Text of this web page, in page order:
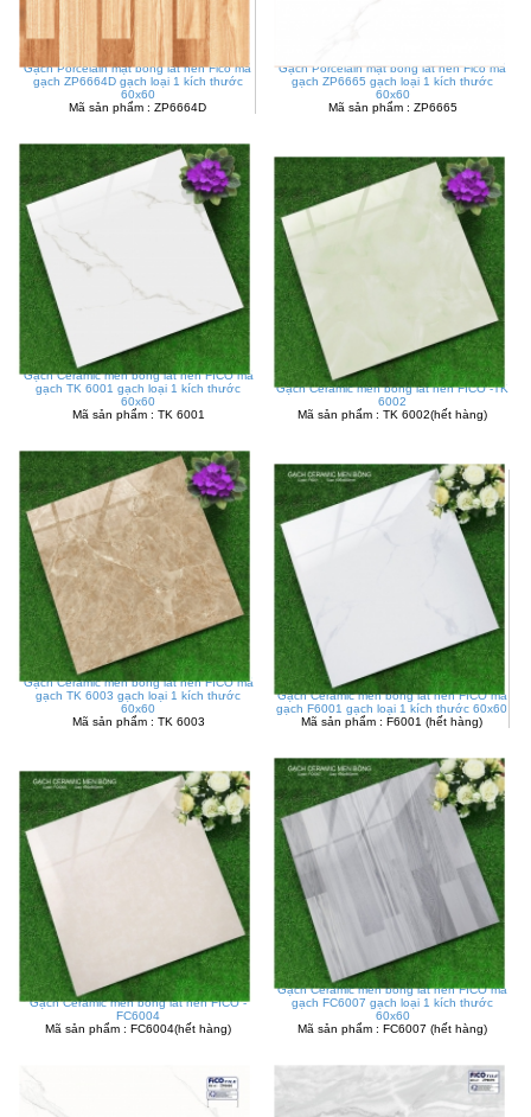
Gạch Porcelain mặt bóng lát nền Fico mã
gạch ZP6664D gạch loại 1 kích thước
60x60
Mã sản phẩm : ZP6664D
Gạch Porcelain mặt bóng lát nền Fico mã
gạch ZP6665 gạch loại 1 kích thước
60x60
Mã sản phẩm : ZP6665
Gạch Ceramic men bóng lát nền FICO mã
gạch TK 6001 gạch loại 1 kích thước
60x60
Mã sản phẩm : TK 6001
Gạch Ceramic men bóng lát nền FICO -TK
6002
Mã sản phẩm : TK 6002(hết hàng)
Gạch Ceramic men bóng lát nền FICO mã
gạch TK 6003 gạch loại 1 kích thước
60x60
Mã sản phẩm : TK 6003
Gạch Ceramic men bóng lát nền FICO mã
gạch F6001 gạch loại 1 kích thước 60x60
Mã sản phẩm : F6001 (hết hàng)
Gạch Ceramic men bóng lát nền FICO -
FC6004
Mã sản phẩm : FC6004(hết hàng)
Gạch Ceramic men bóng lát nền FICO mã
gạch FC6007 gạch loại 1 kích thước
60x60
Mã sản phẩm : FC6007 (hết hàng)